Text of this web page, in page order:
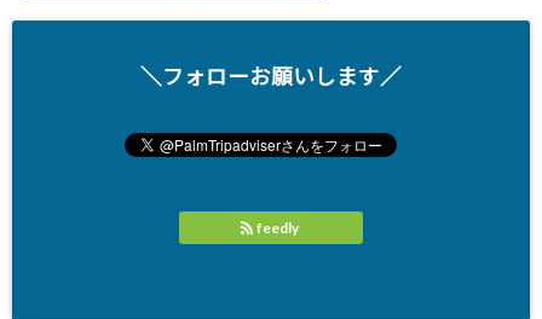
＼フォローお願いします／
feedly